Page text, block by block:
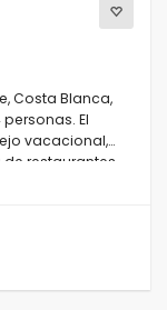
Costa Blanca,
El
vacacional,
restaurantes
de la